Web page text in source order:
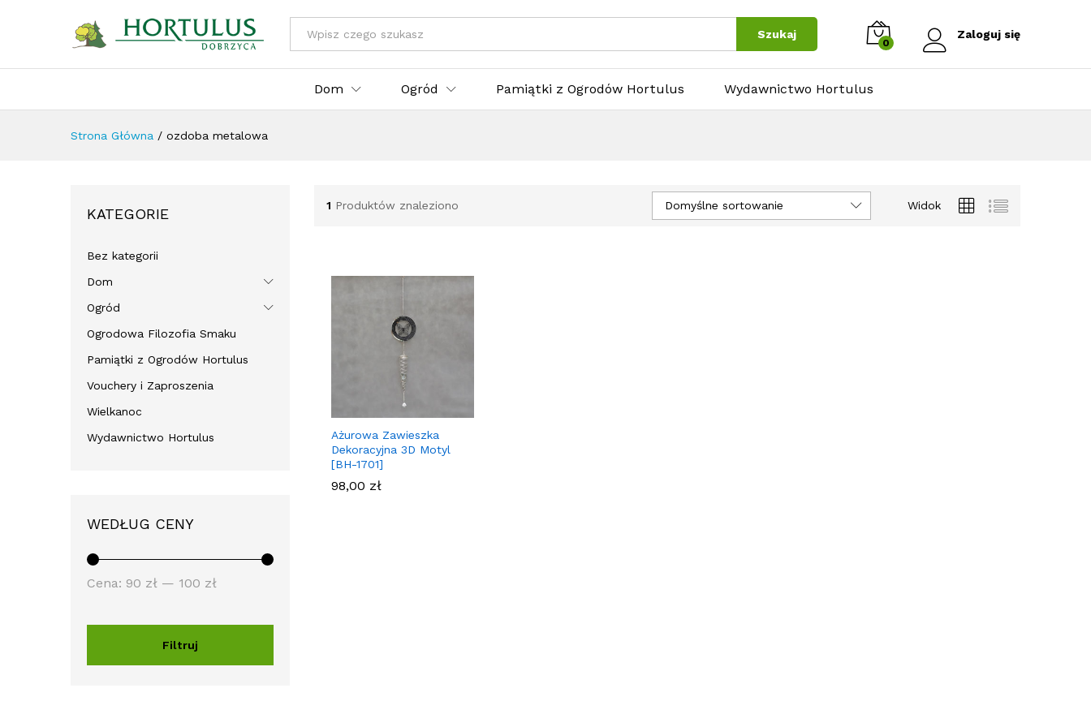
Wszystkie kategorie Szukaj
0
Zaloguj się
Dom Ogród Pamiątki z Ogrodów Hortulus Wydawnictwo Hortulus
Strona Główna / ozdoba metalowa
1 Produktów znaleziono Widok
Domyślne sortowanie
Ażurowa Zawieszka
Dekoracyjna 3D Motyl
[BH-1701]
98,00 zł
98,00 zł
KATEGORIE
Bez kategorii
Dom
Ogród
Ogrodowa Filozofia Smaku
Pamiątki z Ogrodów Hortulus
Vouchery i Zaproszenia
Wielkanoc
Wydawnictwo Hortulus
WEDŁUG CENY
Filtruj
Cena: 90 zł — 100 zł